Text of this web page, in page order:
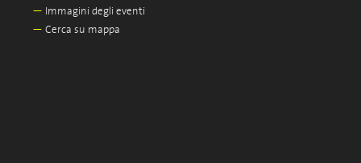
— Immagini degli eventi
— Cerca su mappa